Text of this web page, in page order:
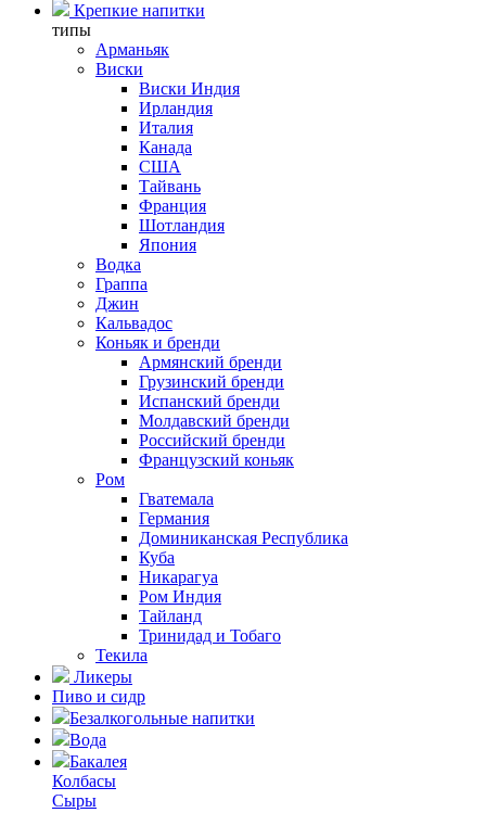
Крепкие напитки
типы
Арманьяк
Виски
Виски Индия
Ирландия
Италия
Канада
США
Тайвань
Франция
Шотландия
Япония
Водка
Граппа
Джин
Кальвадос
Коньяк и бренди
Армянский бренди
Грузинский бренди
Испанский бренди
Молдавский бренди
Российский бренди
Французский коньяк
Ром
Гватемала
Германия
Доминиканская Республика
Куба
Никарагуа
Ром Индия
Тайланд
Тринидад и Тобаго
Текила
Ликеры
Пиво и сидр
Безалкогольные напитки
Вода
Бакалея
Колбасы
Сыры